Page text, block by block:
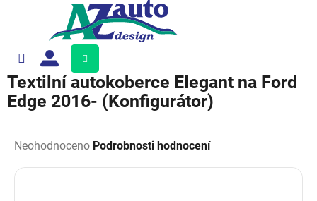
Nákupní
košík
Textilní autokoberce Elegant na Ford
Edge 2016- (Konfigurátor)
hodnocení
je
Neohodnoceno Podrobnosti hodnocení